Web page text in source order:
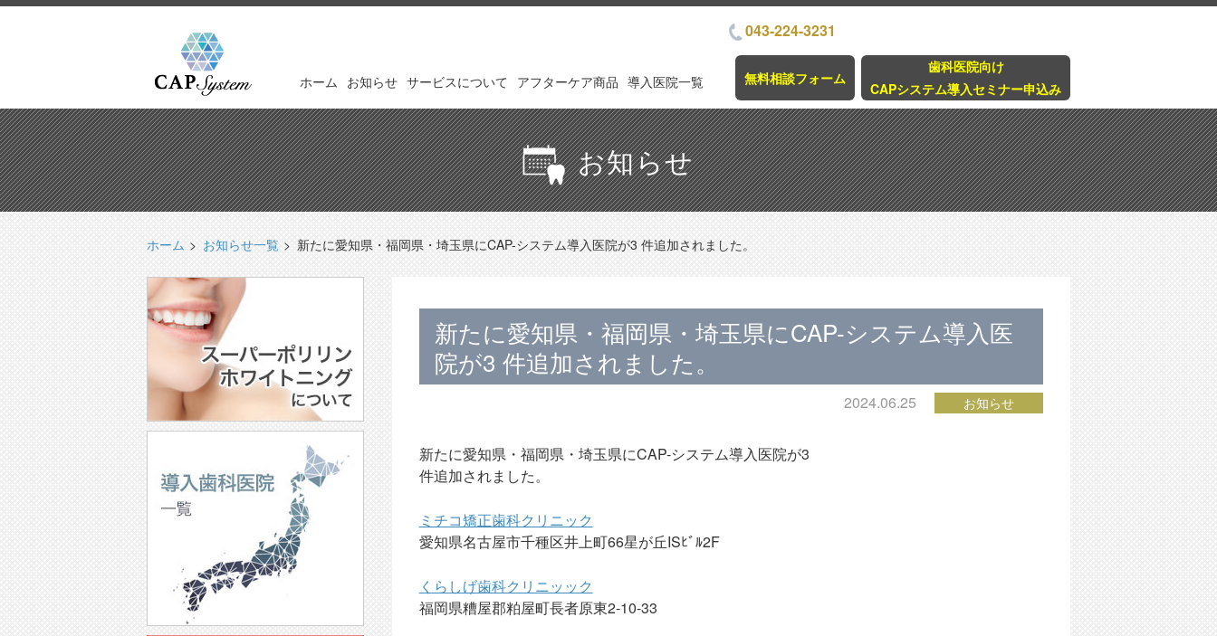
ホーム お知らせ サービスについて アフターケア商品 導入医院一覧
043-224-3231
無料相談フォーム
歯科医院向け
CAPシステム導入セミナー申込み
お知らせ
ホーム お知らせ一覧 新たに愛知県・福岡県・埼玉県にCAP-システム導入医院が3 件追加されました。
新たに愛知県・福岡県・埼玉県にCAP-システム導入医
院が3 件追加されました。
2024.06.25 お知らせ
新たに愛知県・福岡県・埼玉県にCAP-システム導入医院が3
件追加されました。
ミチコ矯正歯科クリニック
愛知県名古屋市千種区井上町66星が丘ISﾋﾞﾙ2F
くらしげ歯科クリニッック
福岡県糟屋郡粕屋町長者原東2-10-33